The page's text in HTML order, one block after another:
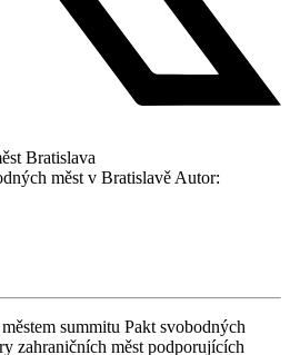
měst v Bratislavě Autor:
summitu Pakt svobodných
zahraničních měst podporujících